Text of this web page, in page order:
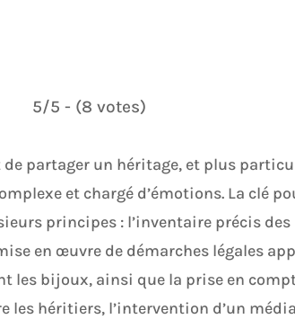
5/5 - (8 votes)
de partager un héritage, et plus
et chargé d’émotions. La clé
principes : l’inventaire précis
en œuvre de démarches légales
les bijoux, ainsi que la prise en
les héritiers, l’intervention d’un